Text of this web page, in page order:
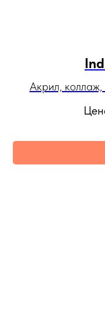
Акрил, коллаж,